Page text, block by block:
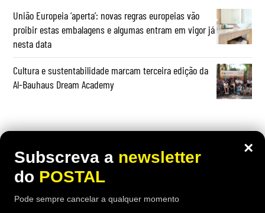
União Europeia ‘aperta’: novas regras europeias vão
proibir estas embalagens e algumas entram em vigor já
nesta data
Cultura e sustentabilidade marcam terceira edição da
Al-Bauhaus Dream Academy
×
Subscreva a newsletter
do POSTAL
Pode sempre cancelar a qualquer momento